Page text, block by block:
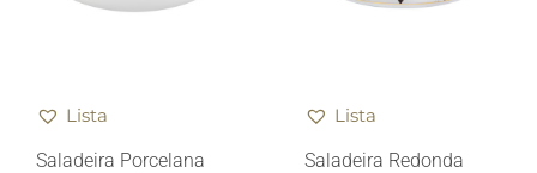
Lista
Saladeira Porcelana
Lista
Saladeira Redonda